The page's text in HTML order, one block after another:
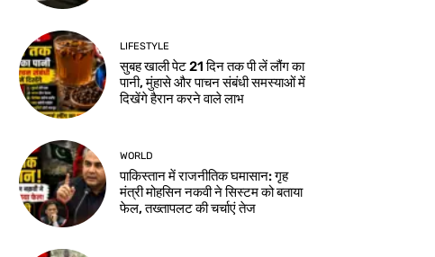
LIFESTYLE
सुबह खाली पेट 21 दिन तक पी लें लौंग का
पानी, मुंहासे और पाचन संबंधी समस्याओं में
दिखेंगे हैरान करने वाले लाभ
WORLD
पाकिस्तान में राजनीतिक घमासान: गृह
मंत्री मोहसिन नकवी ने सिस्टम को बताया
फेल, तख्तापलट की चर्चाएं तेज